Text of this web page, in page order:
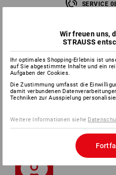
SERVICE
UNTERNEHMEN
INFORMATIONEN
Wir freuen uns,
STRAUSS
Ihr optimales Shopping-Erlebnis ist
auf Sie abgestimmte Inhalte und ein
Aufgaben der Cookies.
Die Zustimmung umfasst die
damit verbundenen
Techniken zur Ausspielung
Weitere Informationen siehe